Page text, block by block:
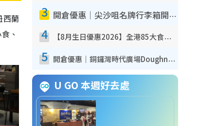
西蘭
、
3 開倉優惠｜尖沙咀名牌行李箱開倉低至4折！一連5日 American Tourister/ace./Hallmark $200起！
4 【8月生日優惠2026】全港85大食買玩著數攻略 自助餐/火鍋放題同行免費＋誠品/DONKI送現金券
5 開倉優惠｜銅鑼灣時代廣場Doughnut/Campo Marzio開倉低至1折！背囊、書包、手袋劈價$200起
U GO 本週好去處